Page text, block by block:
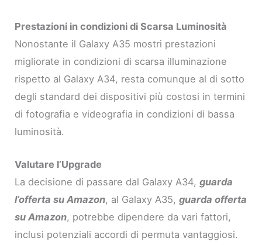
Prestazioni in condizioni di Scarsa Luminosità
Nonostante il Galaxy A35 mostri prestazioni
migliorate in condizioni di scarsa illuminazione
rispetto al Galaxy A34, resta comunque al di sotto
degli standard dei dispositivi più costosi in termini
di fotografia e videografia in condizioni di bassa
luminosità.
Valutare l’Upgrade
La decisione di passare dal Galaxy A34,guarda
l’offerta su Amazon, al Galaxy A35,guarda offerta
su Amazon, potrebbe dipendere da vari fattori,
inclusi potenziali accordi di permuta vantaggiosi.